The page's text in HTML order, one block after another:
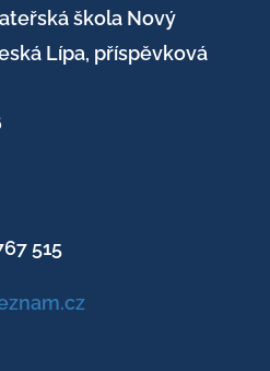
škola Nový
Lípa, příspěvková
515